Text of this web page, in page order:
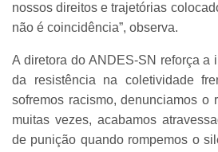
nossos direitos e trajetórias
não é coincidência”, observa.
A diretora do ANDES-SN reforça a
da resistência na coletividade
sofremos racismo, denunciamos o
muitas vezes, acabamos
de punição quando rompemos o